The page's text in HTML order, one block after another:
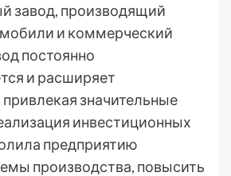
завод, производящий
и коммерческий
постоянно
и расширяет
значительные
инвестиционных
предприятию
производства, повысить